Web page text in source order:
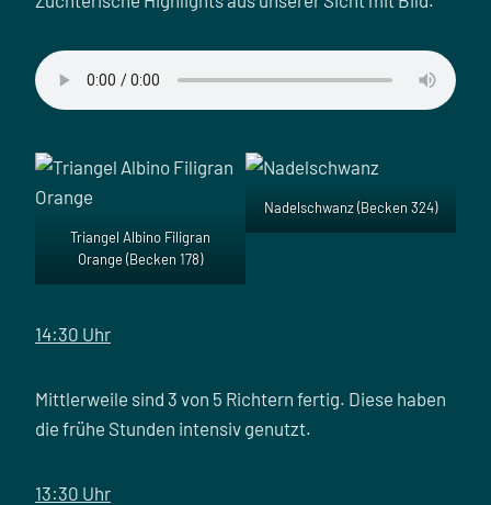
Triangel Albino Filigran
Orange (Becken 178)
Nadelschwanz (Becken 324)
14:30 Uhr
Mittlerweile sind 3 von 5 Richtern fertig. Diese haben
die frühe Stunden intensiv genutzt.
13:30 Uhr